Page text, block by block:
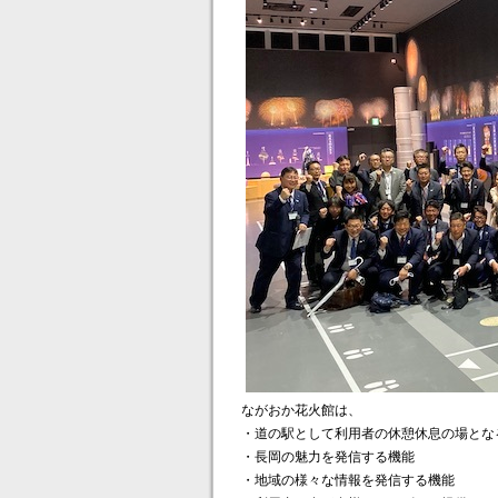
ながおか花火館は、
・道の駅として利用者の休憩休息の場と
・長岡の魅力を発信する機能
・地域の様々な情報を発信する機能